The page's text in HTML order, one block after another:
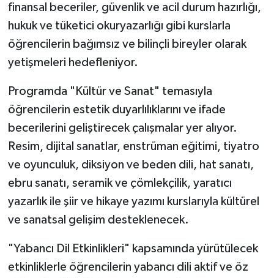
finansal beceriler, güvenlik ve acil durum hazırlığı,
hukuk ve tüketici okuryazarlığı gibi kurslarla
öğrencilerin bağımsız ve bilinçli bireyler olarak
yetişmeleri hedefleniyor.
Programda "Kültür ve Sanat" temasıyla
öğrencilerin estetik duyarlılıklarını ve ifade
becerilerini geliştirecek çalışmalar yer alıyor.
Resim, dijital sanatlar, enstrüman eğitimi, tiyatro
ve oyunculuk, diksiyon ve beden dili, hat sanatı,
ebru sanatı, seramik ve çömlekçilik, yaratıcı
yazarlık ile şiir ve hikaye yazımı kurslarıyla kültürel
ve sanatsal gelişim desteklenecek.
"Yabancı Dil Etkinlikleri" kapsamında yürütülecek
etkinliklerle öğrencilerin yabancı dili aktif ve öz